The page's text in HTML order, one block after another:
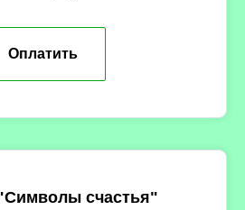
Оплатить
счастья"